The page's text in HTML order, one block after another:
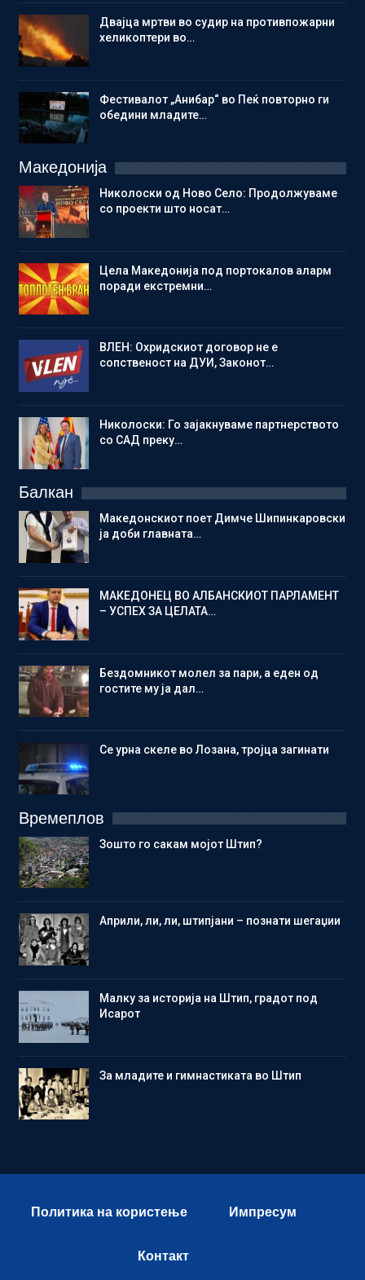
Двајца мртви во судир на противпожарни
хеликоптери во…
Фестивалот „Анибар“ во Пеќ повторно ги
обедини младите…
Македонија
Николоски од Ново Село: Продолжуваме
со проекти што носат…
Цела Македонија под портокалов аларм
поради екстремни…
ВЛЕН: Охридскиот договор не е
сопственост на ДУИ, Законот…
Николоски: Го зајакнуваме партнерството
со САД преку…
Балкан
Македонскиот поет Димче Шипинкаровски
ја доби главната…
МАКЕДОНЕЦ ВО АЛБАНСКИОТ ПАРЛАМЕНТ
– УСПЕХ ЗА ЦЕЛАТА…
Бездомникот молел за пари, а еден од
гостите му ја дал…
Се урна скеле во Лозана, тројца загинати
Времеплов
Зошто го сакам мојот Штип?
Aприли, ли, ли, штипјани – познати шегаџии
Малку за историја на Штип, градот под
Исарот
Зa младите и гимнастиката во Штип
Политика на користење Импресум
Контакт